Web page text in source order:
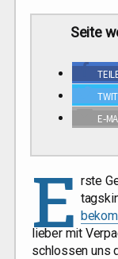
Sei­te
E rs­te
lie­ber mit
schlos­sen uns